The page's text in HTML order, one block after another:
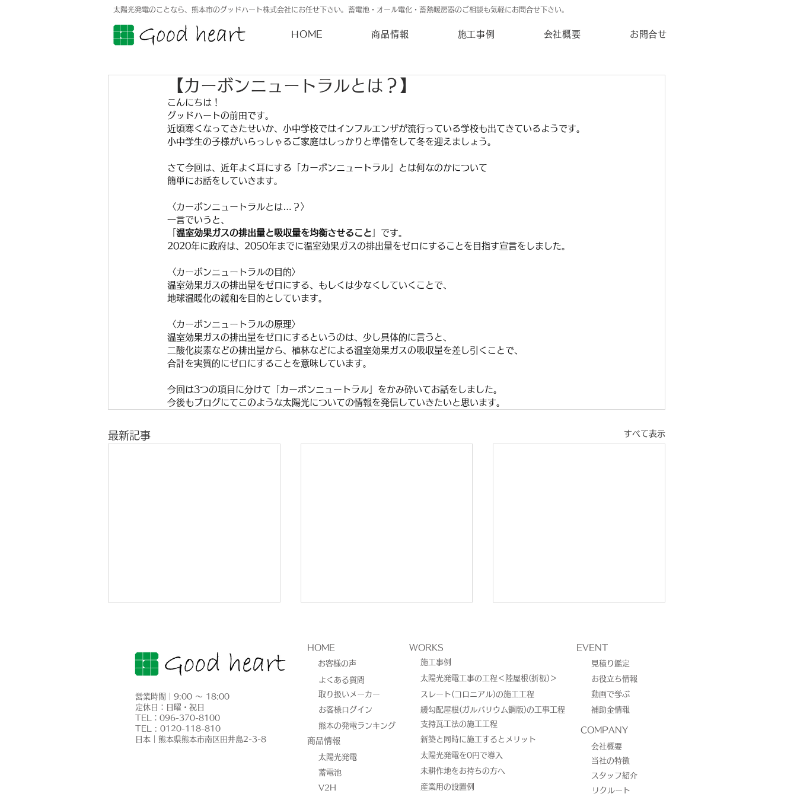
太陽光発電のことなら、熊本市のグッドハート株式会社にお任せ下さい。蓄電池・オール電化・蓄熱暖房器のご相談も気軽にお問合せ下さい。
HOME 商品情報 施工事例 会社概要 お問合せ
【カーボンニュートラルとは？】
こんにちは！
グッドハートの前田です。
近頃寒くなってきたせいか、小中学校ではインフルエンザが流行っている学校も出てきているようです。
小中学生の子様がいらっしゃるご家庭はしっかりと準備をして冬を迎えましょう。
さて今回は、近年よく耳にする「カーボンニュートラル」とは何なのかについて
簡単にお話をしていきます。
〈カーボンニュートラルとは…？〉
一言でいうと、
温室効果ガスの排出量と吸収量を均衡させること
」です。
2020年に政府は、2050年までに温室効果ガスの排出量をゼロにすることを目指す宣言をしました。
〈カーボンニュートラルの目的〉
温室効果ガスの排出量をゼロにする、もしくは少なくしていくことで、
地球温暖化の緩和を目的としています。
〈カーボンニュートラルの原理〉
温室効果ガスの排出量をゼロにするというのは、少し具体的に言うと、
二酸化炭素などの排出量から、植林などによる温室効果ガスの吸収量を差し引くことで、
合計を実質的にゼロにすることを意味しています。
今回は3つの項目に分けて「カーボンニュートラル」をかみ砕いてお話をしました。
今後もブログにてこのような太陽光についての情報を発信していきたいと思います。
最新記事 すべて表示
太陽光発電・蓄電池工事／熊
本市東区戸島
熊本市西区中島町｜太陽光発
電5.115kW＋EP CUBE
13.3kWh創蓄連携システム
設置工事
工事
営業時間｜9:00 ～ 18:00
定休日：日曜・祝日
​TEL：096-370-8100
TEL : 0120-118-810
​日本｜熊本県熊本市南区田井島2-3-8
HOME
お客様の声
よくある質問
取り扱いメーカー
お客様ログイン
熊本の発電ランキング
​商品情報
太陽光発電
蓄電池
V2H
WORKS EVENT
施工事例
太陽光発電工事の工程＜陸屋根(折板)＞
スレート(コロニアル)の施工工程
緩勾配屋根(ガルバリウム鋼版)の工事工程
​支持瓦工法の施工工程
新築と同時に施工するとメリット
太陽光発電を0円で導入
未耕作地をお持ちの方へ
産業用の設置例
見積り鑑定
お役立ち情報
動画で学ぶ
補助金情報
COMPANY
会社概要
当社の特徴
スタッフ紹介
リクルート